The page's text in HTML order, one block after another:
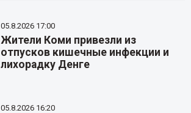
05.8.2026 17:00
Жители Коми привезли из
отпусков кишечные инфекции и
лихорадку Денге
05.8.2026 16:20